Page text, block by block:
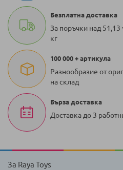
Безплатна доставка
За поръчки над 51,13
кг
100 000 + артикула
Разнообразие от
на склад
Бърза доставка
Доставка до 3
За Raya Toys